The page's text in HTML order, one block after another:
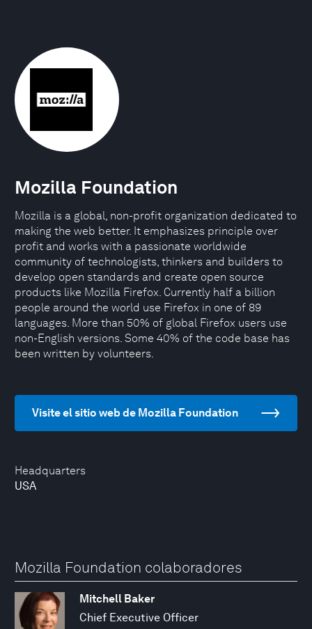
Headquarters
USA
Mozilla Foundation
Mozilla is a global, non-profit organization dedicated to
making the web better. It emphasizes principle over
profit and works with a passionate worldwide
community of technologists, thinkers and builders to
develop open standards and create open source
products like Mozilla Firefox. Currently half a billion
people around the world use Firefox in one of 89
languages. More than 50% of global Firefox users use
non-English versions. Some 40% of the code base has
been written by volunteers.
Visite el sitio web de Mozilla Foundation
Mozilla Foundation colaboradores
Mitchell Baker
Chief Executive Officer